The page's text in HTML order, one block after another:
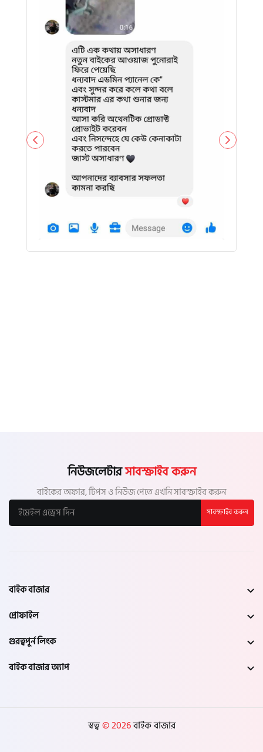
নিউজলেটারসাবস্ক্রাইব করুন
বাইকের অফার, টিপস ও নিউজ পেতে এখনি সাবস্ক্রাইব করুন
সাবস্ক্রাইব করুন
বাইক বাজার
প্রোফাইল
গুরত্বপূর্ন লিংক
বাইক বাজার অ্যাপ
স্বত্ব© 2026বাইক বাজার